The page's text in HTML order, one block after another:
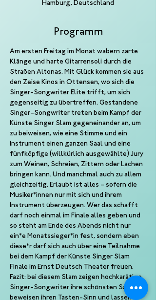
Hamburg, Deutschland
Programm
Am ersten Freitag im Monat wabern zarte
Klänge und harte Gitarrensoli durch die
Straßen Altonas. Mit Glück kommen sie aus
den Zeise Kinos in Ottensen, wo sich die
Singer-Songwriter Elite trifft, um sich
gegenseitig zu übertreffen. Gestandene
Singer–Songwriter treten beim Kampf der
Künste Singer Slam gegeneinander an, um
zu beiweisen, wie eine Stimme und ein
Instrument einen ganzen Saal und eine
fünfköpfige (willkürlich ausgewählte) Jury
zum Weinen, Schreien, Zittern oder Lachen
bringen kann. Und manchmal auch zu allem
gleichzeitig. Erlaubt ist alles – sofern die
Musiker*innen nur mit sich und ihrem
Instrument überzeugen. Wer das schafft
darf noch einmal im Finale alles geben und
so steht am Ende des Abends nicht nur
ein*e Monatssieger*in fest, sondern eben
diese*r darf sich auch über eine Teilnahme
bei dem Kampf der Künste Singer Slam
Finale im Ernst Deutsch Theater freuen.
Fazit: bei diesem Slam zeigen hochkarätige
Singer-Songwriter ihre schönsten Saiten,
beweisen ihren Tasten-Sinn und lassen